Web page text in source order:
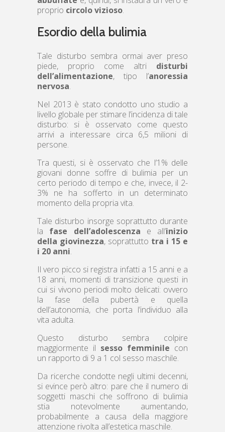
proprio circolo vizioso.
Esordio della bulimia
Tale disturbo sembra ormai aver preso
piede, proprio come altri disturbi
dell’alimentazione, tipo l’anoressia
nervosa.
Nel 2013 è stato condotto uno studio a
livello globale per stimare l’incidenza di tale
disturbo: si è osservato come questo
arrivi a interessare circa 6,5 milioni di
persone.
Tra questi, si è osservato che l’1% delle
giovani donne soffre di bulimia per un
certo periodo di tempo e che, invece, il 2-
3% ne ha sofferto in un determinato
momento della propria vita.
Tale disturbo insorge soprattutto durante
la fase dell’adolescenza e all’inizio
della giovinezza, soprattutto tra i 15 e
i 20 anni.
Il vero picco si registra infatti a 15 anni e a
18 anni, momenti di transizione questi in
cui si vivono periodi molto delicati: ovvero
la fase della pubertà e quella
dell’autonomia, che porta l’individuo alla
vita adulta.
Questo disturbo sembra colpire
maggiormente il sesso femminile con
un rapporto di 9 a 1 col sesso maschile.
Da ricerche condotte negli ultimi decenni,
si evince però altro: pare che il numero di
soggetti maschi che soffrono di bulimia
stia notevolmente aumentando,
probabilmente a causa della maggiore
attenzione rivolta all’estetica maschile.